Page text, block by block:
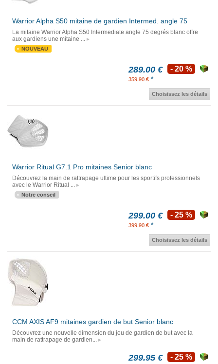
Warrior Alpha S50 mitaine de gardien Intermed. angle 75
La mitaine Warrior Alpha S50 Intermediate angle 75 degrés blanc offre
aux gardiens une mitaine ...
NOUVEAU
289.00 €
359.90 € *
- 20 %
Choisissez les détails
Warrior Ritual G7.1 Pro mitaines Senior blanc
Découvrez la main de rattrapage ultime pour les sportifs professionnels
avec le Warrior Ritual ...
Notre conseil
299.00 €
399.90 € *
- 25 %
Choisissez les détails
CCM AXIS AF9 mitaines gardien de but Senior blanc
Découvrez une nouvelle dimension du jeu de gardien de but avec la
main de rattrapage de gardien...
299.95 € - 25 %